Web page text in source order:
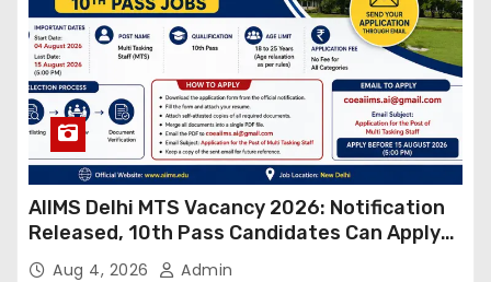
AIIMS Delhi MTS Vacancy 2026: Notification
Released, 10th Pass Candidates Can Apply
Through Email
Aug 4, 2026 Admin